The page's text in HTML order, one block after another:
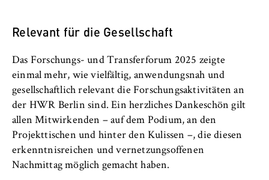
Relevant für die Gesellschaft
Das Forschungs- und Transferforum 2025 zeigte
einmal mehr, wie vielfältig, anwendungsnah und
gesellschaftlich relevant die Forschungsaktivitäten an
der HWR Berlin sind. Ein herzliches Dankeschön gilt
allen Mitwirkenden – auf dem Podium, an den
Projekttischen und hinter den Kulissen –, die diesen
erkenntnisreichen und vernetzungsoffenen
Nachmittag möglich gemacht haben.